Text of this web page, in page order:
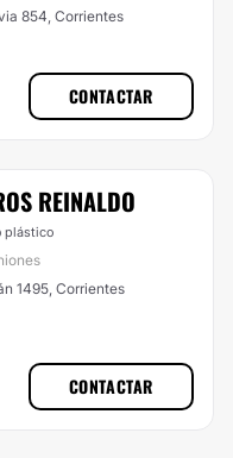
854, Corrientes
CONTACTAR
REINALDO
plástico
1495, Corrientes
CONTACTAR